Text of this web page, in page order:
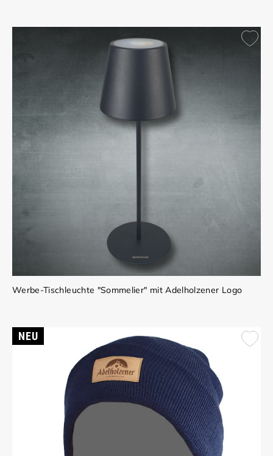
Werbe-Tischleuchte "Sommelier" mit Adelholzener Logo
NEU